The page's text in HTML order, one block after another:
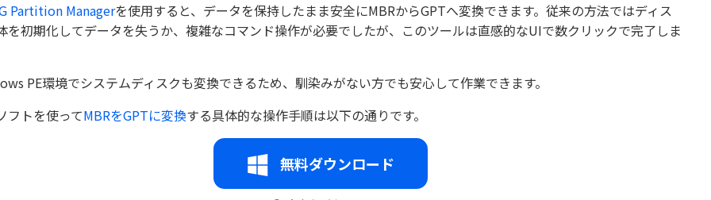
Partition Managerを使用すると、データを保持したまま安全にMBRからGPTへ変換できます。従来の方法ではディス
を初期化してデータを失うか、複雑なコマンド操作が必要でしたが、このツールは直感的なUIで数クリックで完了しま
PE環境でシステムディスクも変換できるため、馴染みがない方でも安心して作業できます。
フトを使ってMBRをGPTに変換する具体的な操作手順は以下の通りです。
無料ダウンロード